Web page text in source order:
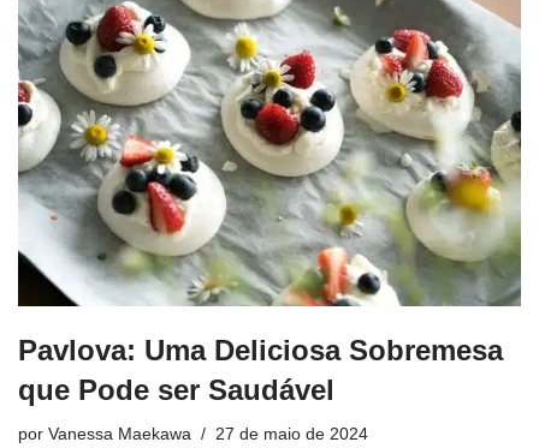
Pavlova: Uma Deliciosa Sobremesa
que Pode ser Saudável
por Vanessa Maekawa 27 de maio de 2024